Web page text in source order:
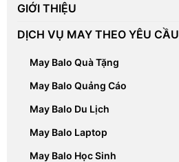
GIỚI THIỆU
DỊCH VỤ MAY THEO YÊU CẦU
May Balo Quà Tặng
May Balo Quảng Cáo
May Balo Du Lịch
May Balo Laptop
May Balo Học Sinh